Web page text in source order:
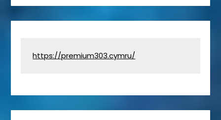
https://premium303.cymru/